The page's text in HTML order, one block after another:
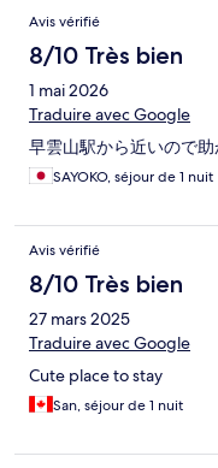
Avis vérifié
8/10 Très bien
1 mai 2026
Traduire avec Google
早雲山駅から近いので助
SAYOKO, séjour de 1 nuit
Avis vérifié
8/10 Très bien
27 mars 2025
Traduire avec Google
Cute place to stay
San, séjour de 1 nuit